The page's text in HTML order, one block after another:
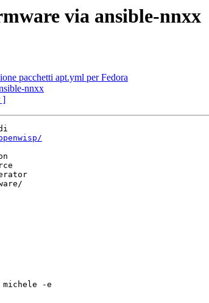
via ansible-nnxx
pacchetti apt.yml per Fedora
nnxx
]
-e